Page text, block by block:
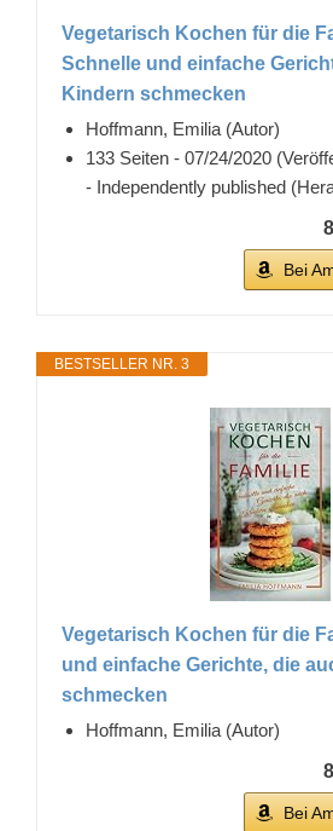
Vegetarisch Kochen für die
Schnelle und einfache
Kindern schmecken
Hoffmann, Emilia (Autor)
133 Seiten - 07/24/2020
- Independently published
Bei
BESTSELLER NR. 3
Vegetarisch Kochen für die
und einfache Gerichte, die
schmecken
Hoffmann, Emilia (Autor)
Bei